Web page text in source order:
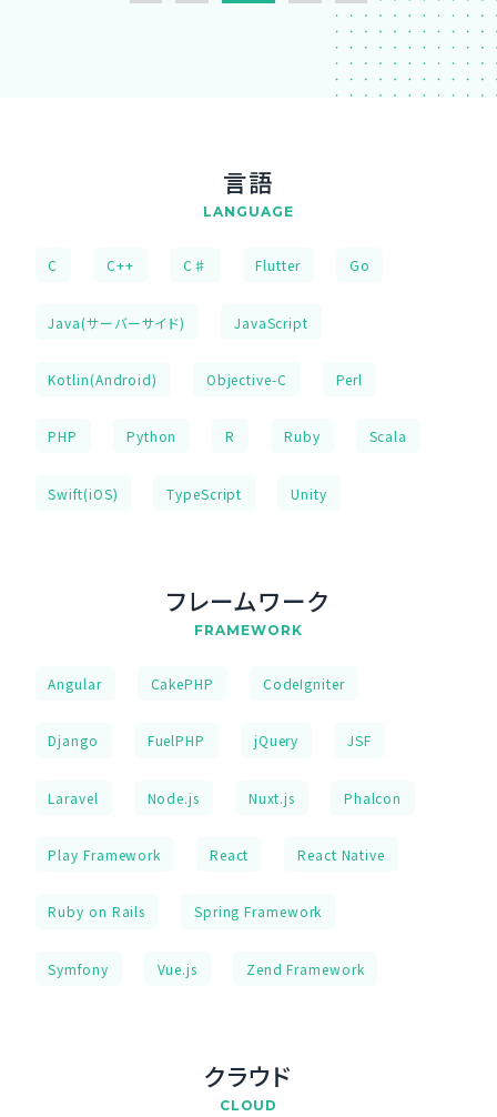
言語
LANGUAGE
C C++ C♯ Flutter Go
Java(サーバーサイド) JavaScript
Kotlin(Android) Objective-C Perl
PHP Python R Ruby Scala
Swift(iOS) TypeScript Unity
フレームワーク
FRAMEWORK
Angular CakePHP CodeIgniter
Django FuelPHP jQuery JSF
Laravel Node.js Nuxt.js Phalcon
Play Framework React React Native
Ruby on Rails Spring Framework
Symfony Vue.js Zend Framework
クラウド
CLOUD